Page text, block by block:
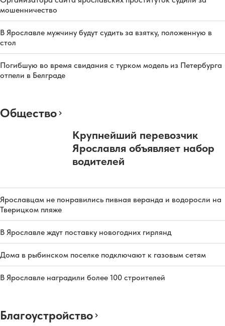
мошенничество
В Ярославле мужчину будут судить за взятку, положенную в
стол
Погибшую во время свидания с турком модель из Петербурга
отпели в Белграде
Общество
Крупнейший перевозчик
Ярославля объявляет набор
водителей
Ярославцам не понравились пивная веранда и водоросли на
Тверицком пляже
В Ярославле ждут поставку новогодних гирлянд
Дома в рыбинском поселке подключают к газовым сетям
В Ярославле наградили более 100 строителей
Благоустройство